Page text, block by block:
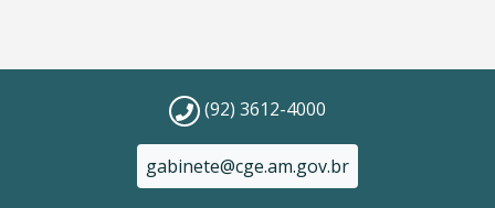
(92) 3612-4000
gabinete@cge.am.gov.br